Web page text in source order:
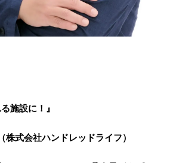
施設に！』
株式会社ハンドレッドライフ）